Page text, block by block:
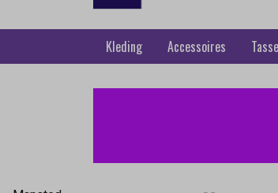
Kleding Accessoires
Korte